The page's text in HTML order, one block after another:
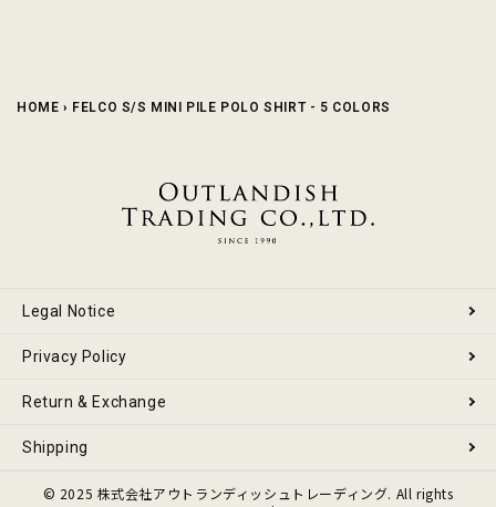
HOME › FELCO S/S MINI PILE POLO SHIRT - 5 COLORS
Legal Notice
Privacy Policy
Return & Exchange
Shipping
© 2025 株式会社アウトランディッシュトレーディング. All rights